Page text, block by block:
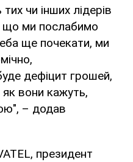
чи інших лідерів
що ми послабимо
ще почекати, ми
дефіцит грошей,
як вони кажуть,
– додав
президент